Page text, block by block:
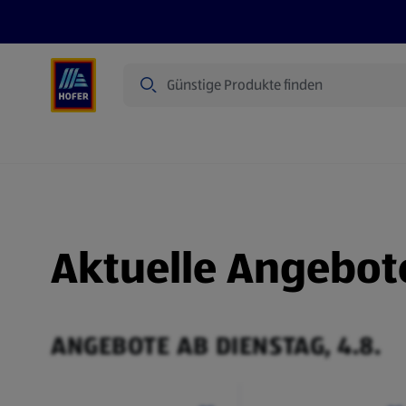
Aktuelle
ANGEBOTE AB DIENSTAG, 4.8.